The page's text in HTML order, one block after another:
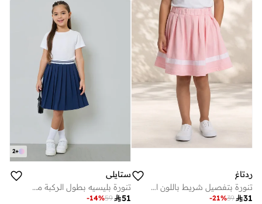
ردتاغ
تنورة بتفصيل شريط باللون الوردي للبنات الصغار
31
39
-21%
+
2
ستايلي
تنورة بليسيه بطول الركبة مع حزام خصر مطاطي مقلم للفتيات
51
59
-14%